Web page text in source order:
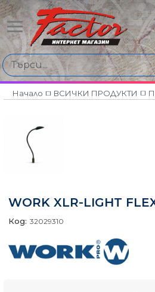
Начало ВСИЧКИ ПРОДУКТИ
WORK XLR-LIGHT
Код: 32029310